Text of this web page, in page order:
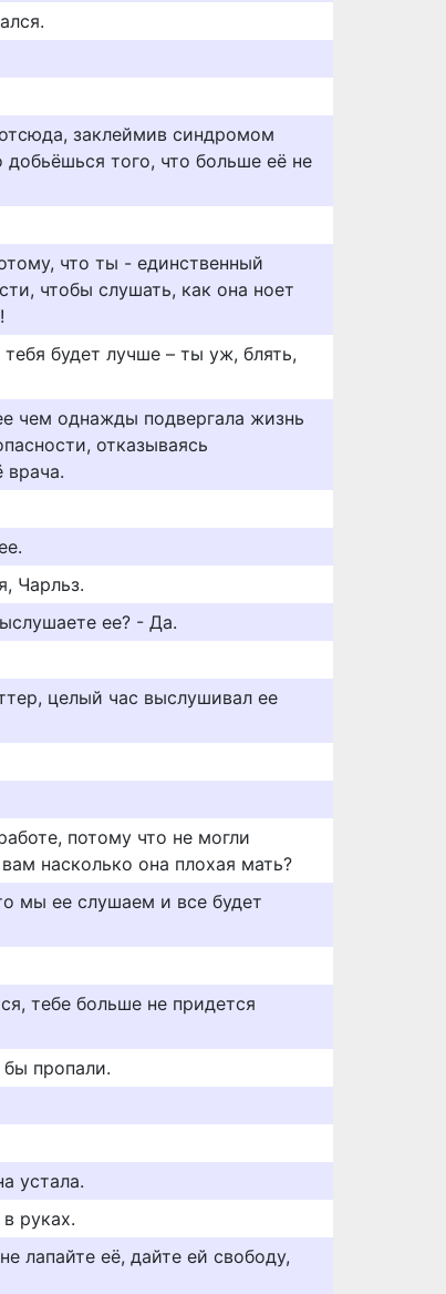
заклеймив синдромом
добьёшься того, что больше её не
что ты - единственный
чтобы слушать, как она ноет
будет лучше – ты уж, блять,
чем однажды подвергала жизнь
отказываясь
врача.
Чарльз.
ее? - Да.
целый час выслушивал ее
потому что не могли
насколько она плохая мать?
мы ее слушаем и все будет
тебе больше не придется
пропали.
устала.
руках.
лапайте её, дайте ей свободу,